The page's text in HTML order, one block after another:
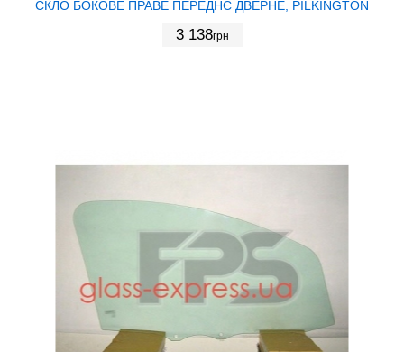
СКЛО БОКОВЕ ПРАВЕ ПЕРЕДНЄ ДВЕРНЕ, PILKINGTON
3 138грн